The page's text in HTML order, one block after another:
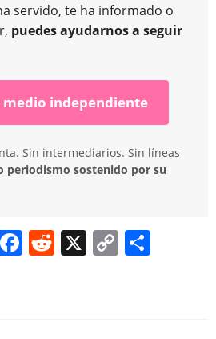
servido, te ha informado o
puedes ayudarnos a seguir
medio independiente
Sin intermediarios. Sin líneas
periodismo sostenido por su
F R X C